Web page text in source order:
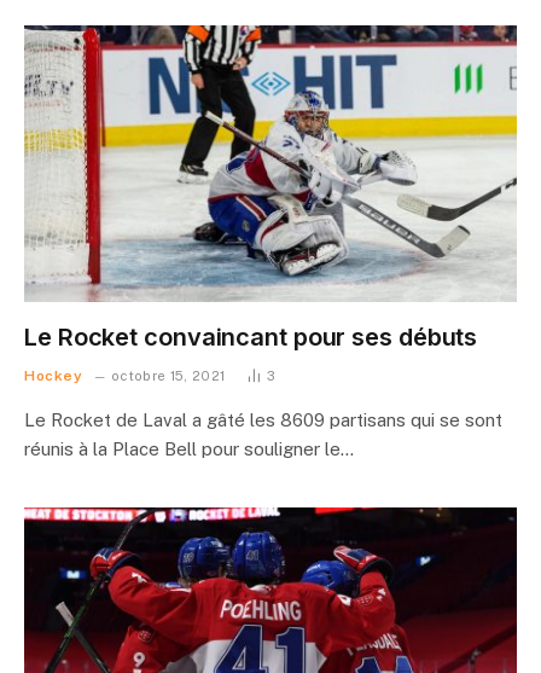
Le Rocket convaincant pour ses débuts
Hockey octobre 15, 2021 3
Le Rocket de Laval a gâté les 8609 partisans qui se sont
réunis à la Place Bell pour souligner le…